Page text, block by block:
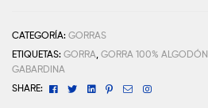
CATEGORÍA: GORRAS
ETIQUETAS: GORRA, GORRA 100% ALGODÓN
GABARDINA
SHARE:
FacebookTwitterLinkedinPinterest
EmailInstagram